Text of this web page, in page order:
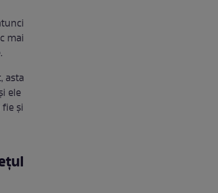
mai
asta
ele
și